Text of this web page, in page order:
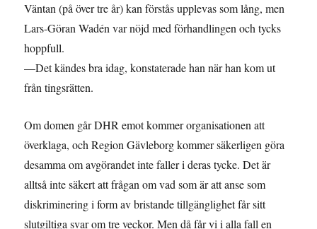
Väntan (på över tre år) kan förstås upplevas som lång, men
Lars-Göran Wadén var nöjd med förhandlingen och tycks
hoppfull.
—Det kändes bra idag, konstaterade han när han kom ut
från tingsrätten.
Om domen går DHR emot kommer organisationen att
överklaga, och Region Gävleborg kommer säkerligen göra
desamma om avgörandet inte faller i deras tycke. Det är
alltså inte säkert att frågan om vad som är att anse som
diskriminering i form av bristande tillgänglighet får sitt
slutgiltiga svar om tre veckor. Men då får vi i alla fall en